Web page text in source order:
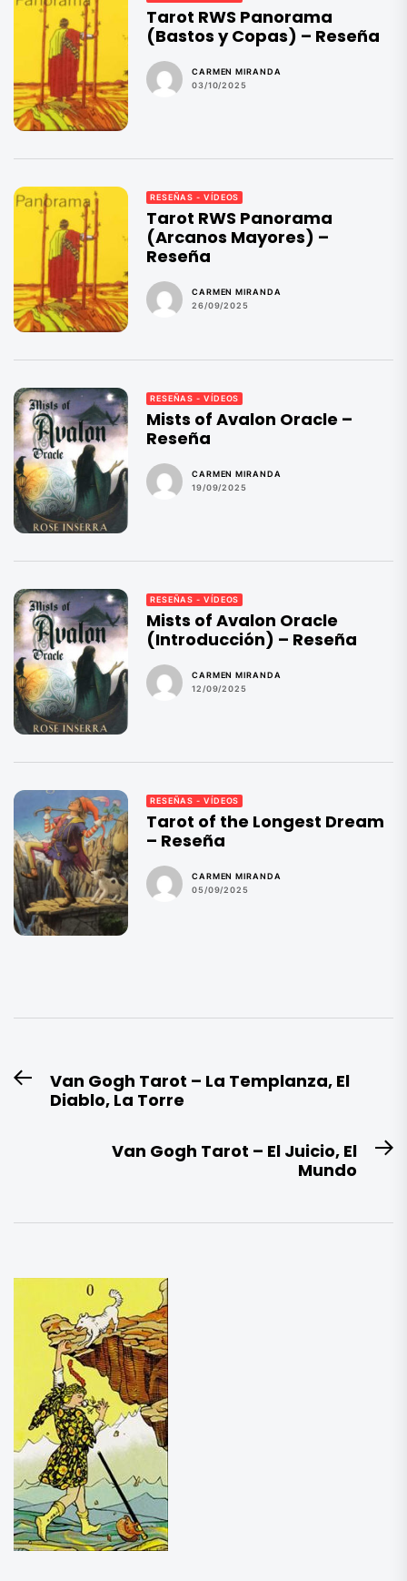
Tarot RWS Panorama
(Bastos y Copas) – Reseña
CARMEN MIRANDA
03/10/2025
RESEÑAS - VÍDEOS
Tarot RWS Panorama
(Arcanos Mayores) –
Reseña
CARMEN MIRANDA
26/09/2025
RESEÑAS - VÍDEOS
Mists of Avalon Oracle –
Reseña
CARMEN MIRANDA
19/09/2025
RESEÑAS - VÍDEOS
Mists of Avalon Oracle
(Introducción) – Reseña
CARMEN MIRANDA
12/09/2025
RESEÑAS - VÍDEOS
Tarot of the Longest Dream
– Reseña
CARMEN MIRANDA
05/09/2025
Navegación
de
Entrada
anterior:
Van Gogh Tarot – La Templanza, El
Diablo, La Torre
Van Gogh Tarot – El Juicio, El
Mundo